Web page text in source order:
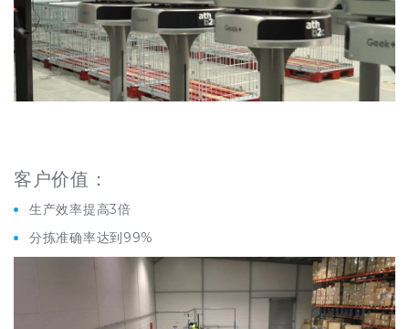
客户价值：
生产效率提高3倍
分拣准确率达到99%